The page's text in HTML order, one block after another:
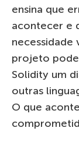
ensina que
acontecer e
necessidade
projeto
Solidity um
outras
O que